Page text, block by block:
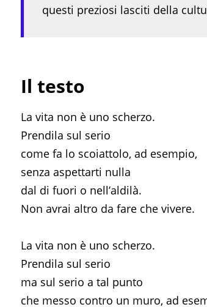
questi preziosi lasciti della
Il testo
La vita non è uno scherzo.
Prendila sul serio
come fa lo scoiattolo, ad esempio,
senza aspettarti nulla
dal di fuori o nell’aldilà.
Non avrai altro da fare che vivere.
La vita non è uno scherzo.
Prendila sul serio
ma sul serio a tal punto
che messo contro un muro, ad